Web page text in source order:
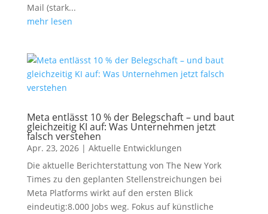
Mail (stark...
mehr lesen
Meta entlässt 10 % der Belegschaft – und baut
gleichzeitig KI auf: Was Unternehmen jetzt
falsch verstehen
Apr. 23, 2026| Aktuelle Entwicklungen
Die aktuelle Berichterstattung von The New York
Times zu den geplanten Stellenstreichungen bei
Meta Platforms wirkt auf den ersten Blick
eindeutig:8.000 Jobs weg. Fokus auf künstliche